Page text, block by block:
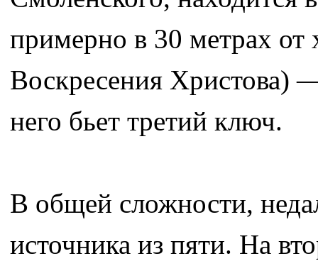
примерно в 30 метрах от
Воскресения Христова)
него бьет третий ключ.
В общей сложности,
источника из пяти. На